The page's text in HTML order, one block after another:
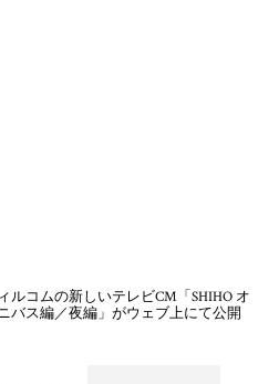
ルコムの新しいテレビCM「SHIHO オ
バス編／夜編」がウェブ上にて公開